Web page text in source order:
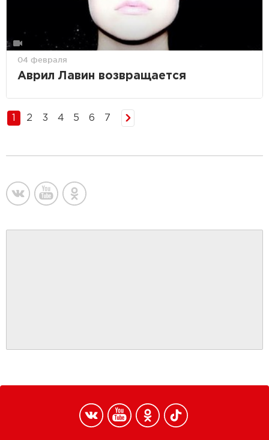
04 февраля
Аврил Лавин возвращается
2 3 4 5 6 7